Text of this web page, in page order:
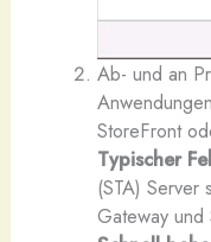
Ab- und an
StoreFront
Typischer
(STA) Server
Gateway